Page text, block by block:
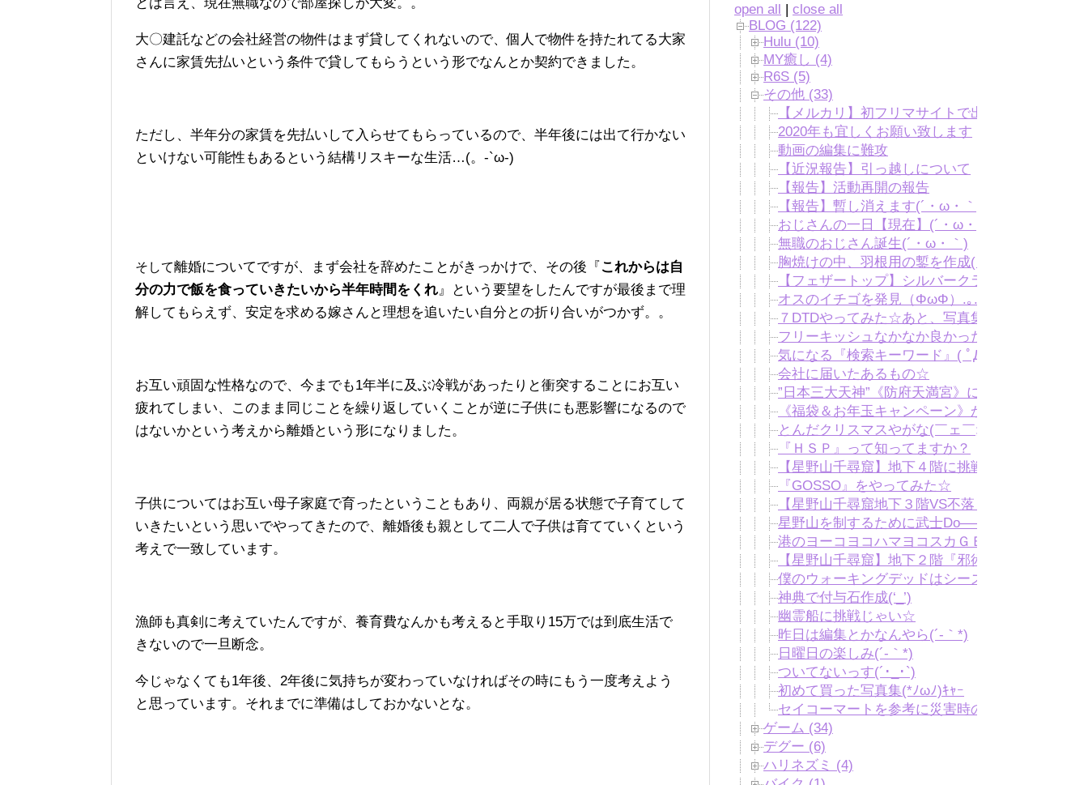
大〇建託などの会社経営の物件はまず貸してくれないので、個人で物件を持たれてる大家
さんに家賃先払いという条件で貸してもらうという形でなんとか契約できました。
ただし、半年分の家賃を先払いして入らせてもらっているので、半年後には出て行かない
といけない可能性もあるという結構リスキーな生活…(。-`ω-)
そして離婚についてですが、まず会社を辞めたことがきっかけで、その後『これからは自
分の力で飯を食っていきたいから半年時間をくれ 』という要望をしたんですが最後まで理
解してもらえず、安定を求める嫁さんと理想を追いたい自分との折り合いがつかず。。
お互い頑固な性格なので、今までも1年半に及ぶ冷戦があったりと衝突することにお互い
疲れてしまい、このまま同じことを繰り返していくことが逆に子供にも悪影響になるので
はないかという考えから離婚という形になりました。
子供についてはお互い母子家庭で育ったということもあり、両親が居る状態で子育てして
いきたいという思いでやってきたので、離婚後も親として二人で子供は育てていくという
考えで一致しています。
漁師も真剣に考えていたんですが、養育費なんかも考えると手取り15万では到底生活で
きないので一旦断念。
今じゃなくても1年後、2年後に気持ちが変わっていなければその時にもう一度考えよう
と思っています。それまでに準備はしておかないとな。
open all | close all
BLOG (122)
Hulu (10)
MY癒し (4)
R6S (5)
その他 (33)
【メルカリ】初フリマサイトで出品に挑戦！
2020年も宜しくお願い致します
動画の編集に難攻
【近況報告】引っ越しについて
【報告】活動再開の報告
【報告】暫し消えます(´・ω・｀)
おじさんの一日【現在】(´・ω・)
無職のおじさん誕生(´・ω・｀)
胸焼けの中、羽根用の鏨を作成(｀・ω・´)
【フェザートップ】シルバークラフトはじめま
オスのイチゴを発見（ΦωΦ）.｡.:*☆
７DTDやってみた☆あと、写真集届きやした(´-｀
フリーキッシュなかなか良かった☆ＦＸはフルボ
気になる『検索キーワード』( ﾟДﾟ)
会社に届いたあるもの☆
”日本三大天神”《防府天満宮》にお参り☆
《福袋＆お年玉キャンペーン》からの愚痴(,,#ﾟДﾟ)
とんだクリスマスやがな(￣ェ￣;)
『ＨＳＰ』って知ってますか？
【星野山千尋窟】地下４階に挑戦☆
『GOSSO』をやってみた☆
【星野山千尋窟地下３階VS不落々々提灯】の動
星野山を制するために武士Do—–(`･ω･´)
港のヨーコヨコハマヨコスカＧＥＴ(´･_･`)☆彡
【星野山千尋窟】地下２階『邪術死さん』にフル
僕のウォーキングデッドはシーズン６に突入☆
神典で付与石作成(‘_’)
幽霊船に挑戦じゃい☆
昨日は編集とかなんやら(´-｀*)
日曜日の楽しみ(´-｀*)
ついてないっす(´･_･`)
初めて買った写真集(*ﾉωﾉ)ｷｬｰ
セイコーマートを参考に災害時の準備の見直し【
ゲーム (34)
デグー (6)
ハリネズミ (4)